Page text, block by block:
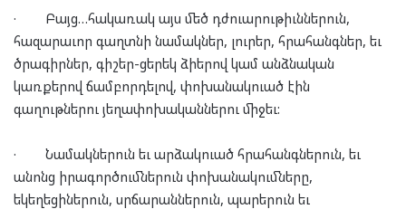
· Բայց…հակառակ այս մեծ դժուարութիւններուն,
հազարաւոր գաղտնի նամակներ, լուրեր, հրահանգներ, եւ
ծրագիրներ, գիշեր-ցերեկ ձիերով կամ անձնական
կառքերով ճամբորդելով, փոխանակուած էին
գաղութներու յեղափոխականներու միջեւ:
· Նամակներուն եւ արձակուած հրահանգներուն, եւ
անոնց իրագործումներուն փոխանակումները,
եկեղեցիներուն, սրճարաններուն, պարերուն եւ